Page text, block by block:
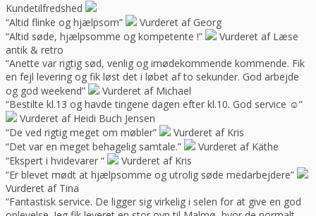
Kundetilfredshed
“Altid flinke og hjælpsom”
Vurderet af Georg
“Altid søde, hjælpsomme og kompetente !”
Vurderet af Læse
antik & retro
“Anette var rigtig sød, venlig og imødekommende kommende. Fik
en fejl levering og fik løst det i løbet af to sekunder. God arbejde
og god weekend”
Vurderet af Michael
“Bestilte kl.13 og havde tingene dagen efter kl.10. God service ☺”
Vurderet af Heidi Buch Jensen
“De ved rigtig meget om møbler”
Vurderet af Kris
“Det var en meget behagelig samtale.”
Vurderet af Käthe
“Ekspert i hvidevarer “
Vurderet af Kris
“Er blevet mødt at hjælpsomme og utrolig søde medarbejdere”
Vurderet af Tina
“Fantastisk service. De ligger sig virkelig i selen for at give en god